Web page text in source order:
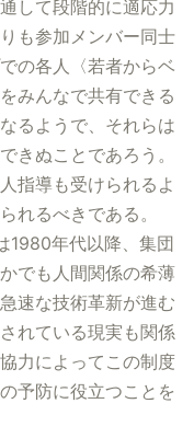
して段階的に適応力
も参加メンバー同士
の各人〈若者からベ
みんなで共有できる
るようで、それらは
きぬことであろう。
指導も受けられるよ
れるべきである。
1980年代以降、集団
でも人間関係の希薄
速な技術革新が進む
れている現実も関係
力によってこの制度
予防に役立つことを